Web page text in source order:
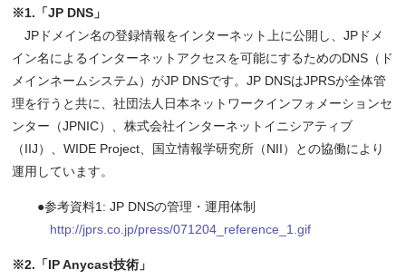
※1.「JP DNS」
JPドメイン名の登録情報をインターネット上に公開し、JPドメ
イン名によるインターネットアクセスを可能にするためのDNS（ド
メインネームシステム）がJP DNSです。JP DNSはJPRSが全体管
理を行うと共に、社団法人日本ネットワークインフォメーションセ
ンター（JPNIC）、株式会社インターネットイニシアティブ
（IIJ）、WIDE Project、国立情報学研究所（NII）との協働により
運用しています。
●参考資料1: JP DNSの管理・運用体制
http://jprs.co.jp/press/071204_reference_1.gif
※2.「IP Anycast技術」